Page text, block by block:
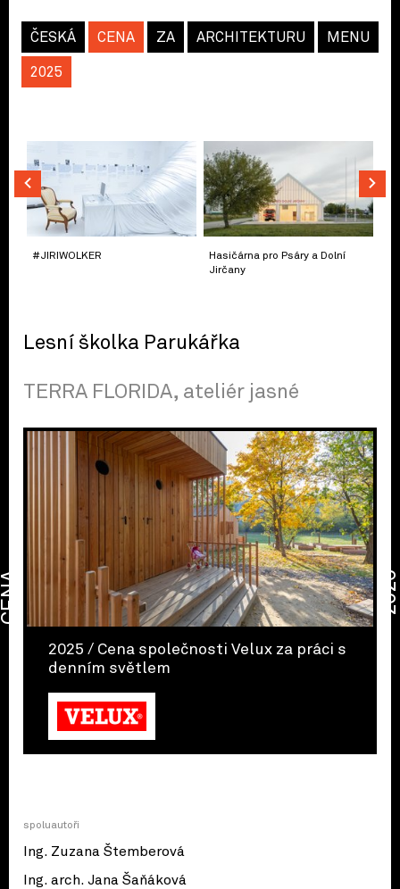
ČESKÁ CENA ZA ARCHITEKTURU
2025
MENU
#JIRIWOLKER
Hasičárna pro Psáry a Dolní
Jirčany
Lesní školka Parukářka
TERRA FLORIDA, ateliér jasné
2025 / Cena společnosti Velux za práci s
denním světlem
spoluautoři
Ing. Zuzana Štemberová
Ing. arch. Jana Šaňáková
CENA 2026